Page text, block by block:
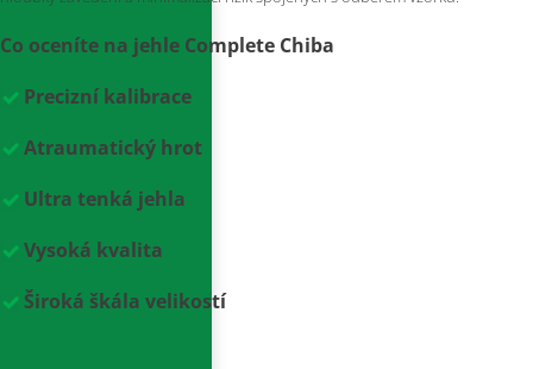
Co oceníte na jehle Complete Chiba
Precizní kalibrace
Atraumatický hrot
Ultra tenká jehla
Vysoká kvalita
Široká škála velikostí